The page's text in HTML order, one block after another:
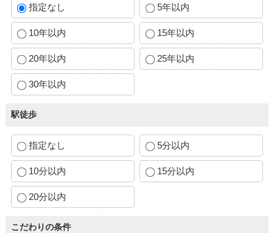
指定なし 5年以内
10年以内 15年以内
20年以内 25年以内
30年以内
駅徒歩
指定なし 5分以内
10分以内 15分以内
20分以内
こだわりの条件